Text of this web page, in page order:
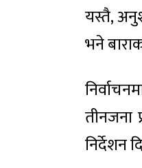
यस्तै,
भने
तीनजना
निर्देशन